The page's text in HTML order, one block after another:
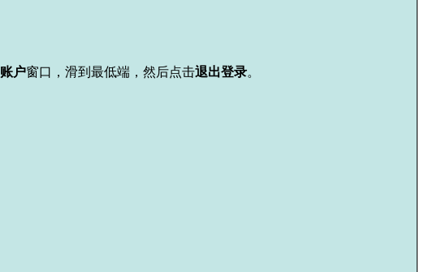
账户窗口，滑到最低端，然后点击退出登录。